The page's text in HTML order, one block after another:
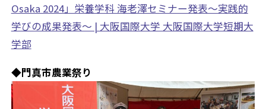
Osaka 2024」栄養学科 海老澤セミナー発表～実践的
学びの成果発表～ | 大阪国際大学 大阪国際大学短期大
学部
◆門真市農業祭り